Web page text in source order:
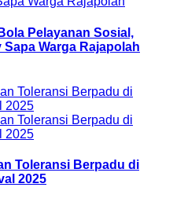
Pelayanan Sosial,
Warga Rajapolah
Toleransi Berpadu di
2025